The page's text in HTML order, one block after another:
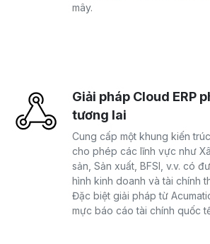
mây.
Giải pháp Cloud ERP
tương lai
Cung cấp một khung kiến
cho phép các lĩnh vực như
sản, Sản xuất, BFSI, v.v. có
hình kinh doanh và tài chính
Đặc biệt giải pháp từ
mực báo cáo tài chính quốc